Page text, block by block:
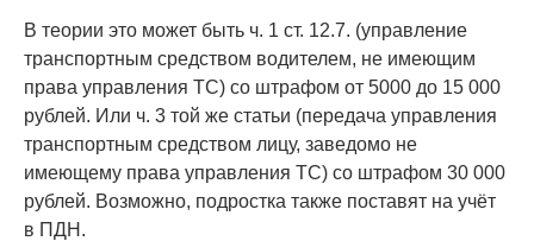
В теории это может быть ч. 1 ст. 12.7. (управление
транспортным средством водителем, не имеющим
права управления ТС) со штрафом от 5000 до 15 000
рублей. Или ч. 3 той же статьи (передача управления
транспортным средством лицу, заведомо не
имеющему права управления ТС) со штрафом 30 000
рублей. Возможно, подростка также поставят на учёт
в ПДН.